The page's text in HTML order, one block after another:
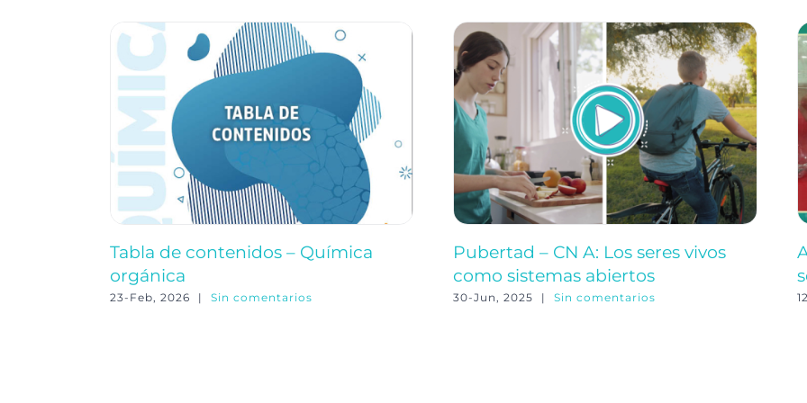
Tabla de contenidos – Química
orgánica
23-Feb, 2026 | Sin comentarios
Pubertad – CN A: Los seres vivos
como sistemas abiertos
30-Jun, 2025 | Sin comentarios